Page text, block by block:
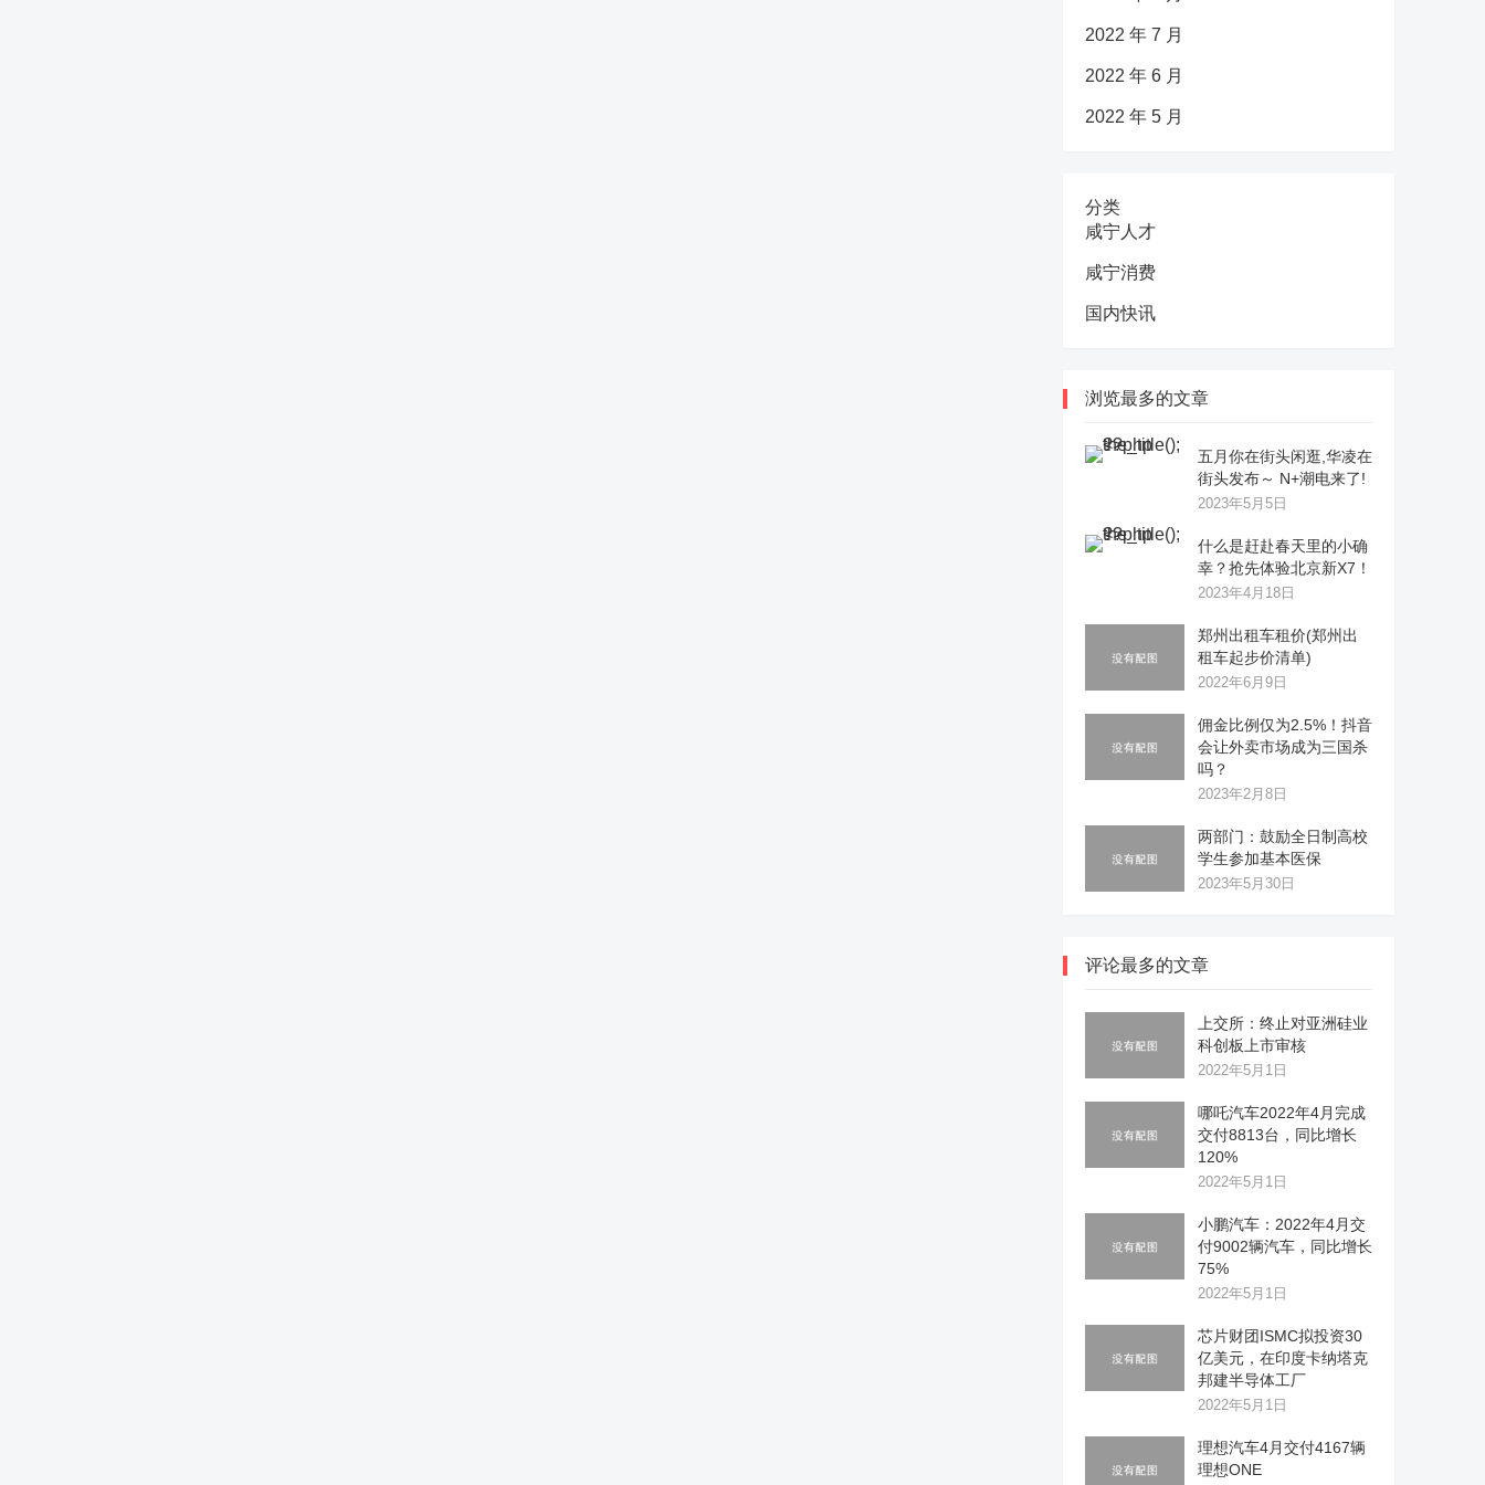
2022 年 7 月
2022 年 6 月
2022 年 5 月
分类
咸宁人才
咸宁消费
国内快讯
浏览最多的文章
五月你在街头闲逛,华凌在
街头发布～ N+潮电来了!
2023年5月5日
什么是赶赴春天里的小确
幸？抢先体验北京新X7！
2023年4月18日
郑州出租车租价(郑州出
租车起步价清单)
2022年6月9日
佣金比例仅为2.5%！抖音
会让外卖市场成为三国杀
吗？
2023年2月8日
两部门：鼓励全日制高校
学生参加基本医保
2023年5月30日
评论最多的文章
上交所：终止对亚洲硅业
科创板上市审核
2022年5月1日
哪吒汽车2022年4月完成
交付8813台，同比增长
120%
2022年5月1日
小鹏汽车：2022年4月交
付9002辆汽车，同比增长
75%
2022年5月1日
芯片财团ISMC拟投资30
亿美元，在印度卡纳塔克
邦建半导体工厂
2022年5月1日
理想汽车4月交付4167辆
理想ONE